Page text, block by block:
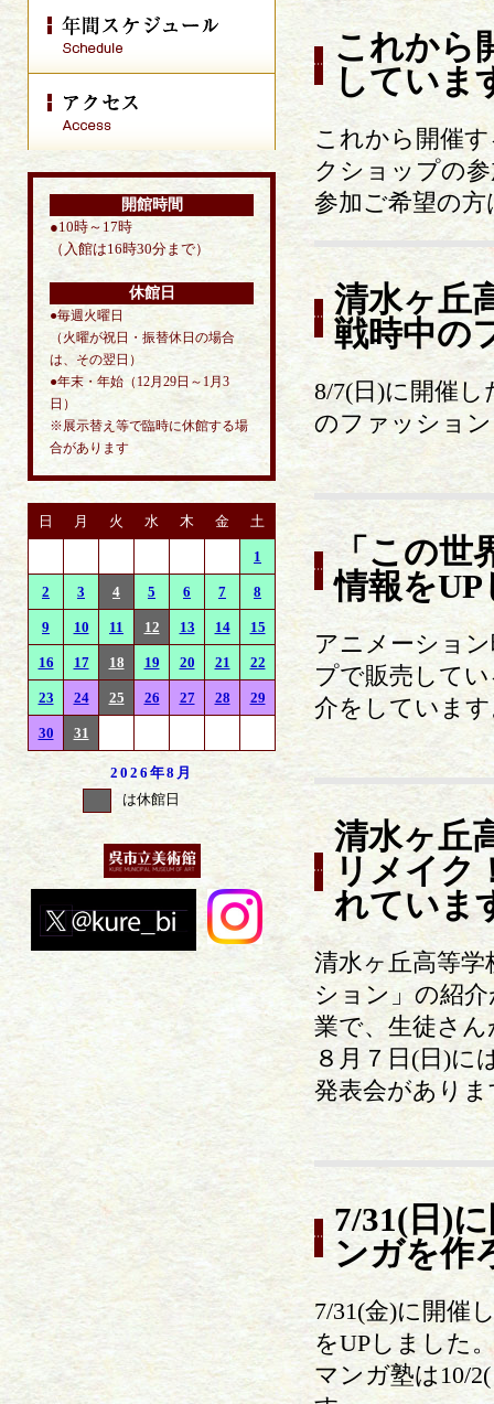
開館時間
●10時～17時
（入館は16時30分まで）
休館日
●毎週火曜日
（火曜が祝日・振替休日の場合
は、その翌日）
●年末・年始（12月29日～1月3
日）
※展示替え等で臨時に休館する場
合があります
日 月 火 水 木 金 土
1
2 3 4 5 6 7 8
9 10 11 12 13 14 15
16 17 18 19 20 21 22
23 24 25 26 27 28 29
30 31
2026年8月
は休館日
これから
していま
これから開催
クショップの
参加ご希望の
清水ヶ丘
戦時中の
8/7(日)に開催
のファッショ
「この世
情報を
アニメーショ
プで販売して
介をしていま
清水ヶ丘
リメイク
れていま
清水ヶ丘高等
ション」の紹
業で、生徒さ
８月７日(日)に
発表会があり
7/31(日)
ンガを作
7/31(金)に開催
をUPしました
マンガ塾は10/